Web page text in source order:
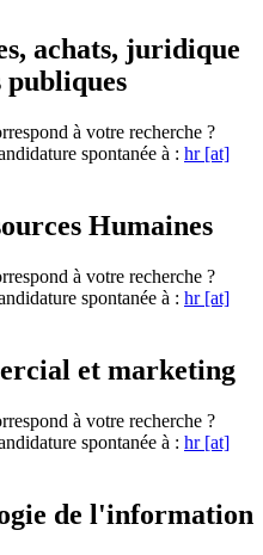
achats, juridique
à votre recherche ?
spontanée à : hr [at]
Humaines
à votre recherche ?
spontanée à : hr [at]
et marketing
à votre recherche ?
spontanée à : hr [at]
de l'information